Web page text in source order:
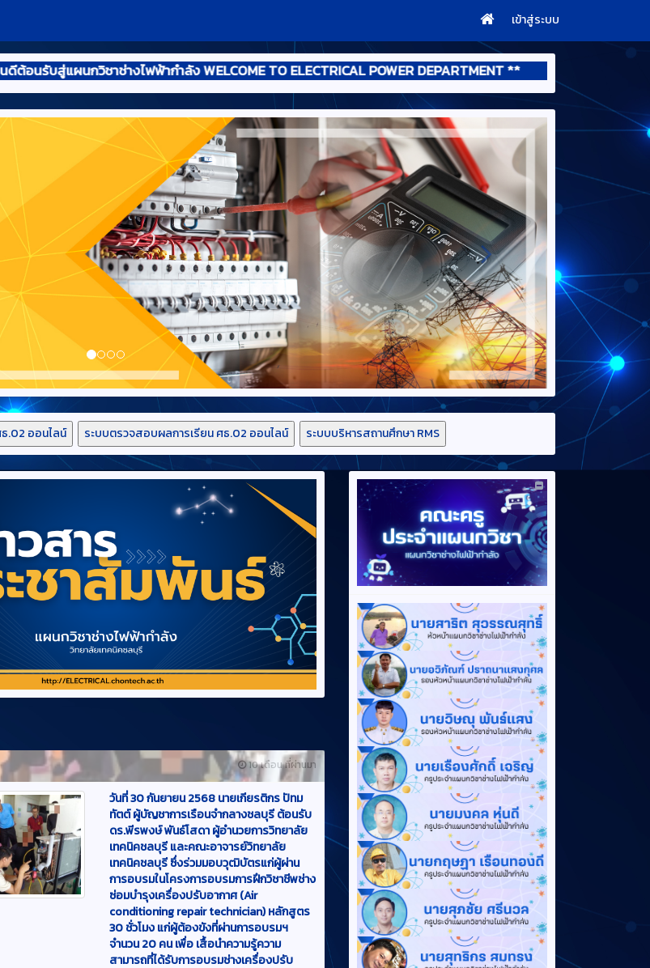
เข้าสู่ระบบ
ผนกวิชาช่างไฟฟ้ากำลัง WELCOME TO ELECTRICAL POWER DEPARTMENT **
.02 ออนไลน์ ระบบตรวจสอบผลการเรียน ศธ.02 ออนไลน์ ระบบบริหารสถานศึกษา RMS
วันที่ 30 กันยายน 2568 นายเกียรติกร ปัทม
ทัตต์ ผู้บัญชาการเรือนจำกลางชลบุรี ต้อนรับ
ดร.พีรพงษ์ พันธ์โสดา ผู้อำนวยการวิทยาลัย
เทคนิคชลบุรี และคณะอาจารย์วิทยาลัย
เทคนิคชลบุรี ซึ่งร่วมมอบวุฒิบัตรแก่ผู้ผ่าน
การอบรมในโครงการอบรมการฝึกวิชาชีพช่าง
ซ่อมบำรุงเครื่องปรับอากาศ (Air
conditioning repair technician) หลักสูตร
30 ชั่วโมง แก่ผู้ต้องขังที่ผ่านการอบรมฯ
จำนวน 20 คน เพื่อ เสื้อนำความรู้ความ
สามารถที่ได้รับการอบรมช่างเครื่องปรับ
อากาศไป ประกอบอาชีพ รวมทั้งลดภาระค่าใช้
จ่ายในครัวเรือน ณ เรือนจำกลางชั่วคราว
จังหวัดชลบุรี